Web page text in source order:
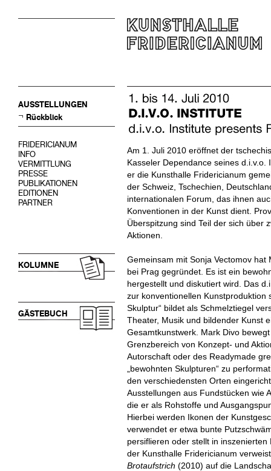
AUSSTELLUNGEN
Rückblick
FRIDERICIANUM
INFO
VERMITTLUNG
PRESSE
PUBLIKATIONEN
EDITIONEN
PARTNER
KOLUMNE
GÄSTEBUCH
Am 1. Juli 2010 eröffnet der
Kasseler Dependance seines
er die Kunsthalle Fridericianum
der Schweiz, Tschechien,
internationalen Forum, das ihnen
Konventionen in der Kunst dient.
Überspitzung sind Teil der sich über
Aktionen.
Gemeinsam mit Sonja Vectomov
bei Prag gegründet. Es ist ein
hergestellt und diskutiert wird. Das
zur konventionellen Kunstproduktion
Skulptur“ bildet als Schmelztiegel
Theater, Musik und bildender Kunst
Gesamtkunstwerk. Mark Divo
Grenzbereich von Konzept- und
Autorschaft oder des Readymade
„bewohnten Skulpturen“ zu
den verschiedensten Orten
Ausstellungen aus Fundstücken wie
die er als Rohstoffe und
Hierbei werden Ikonen der
verwendet er etwa bunte
persiflieren oder stellt in
der Kunsthalle Fridericianum
Brotaufstrich (2010) auf die